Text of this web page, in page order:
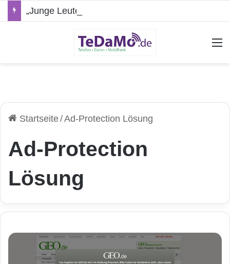
Startseite/Ad-Protection Lösung
Ad-Protection
Lösung